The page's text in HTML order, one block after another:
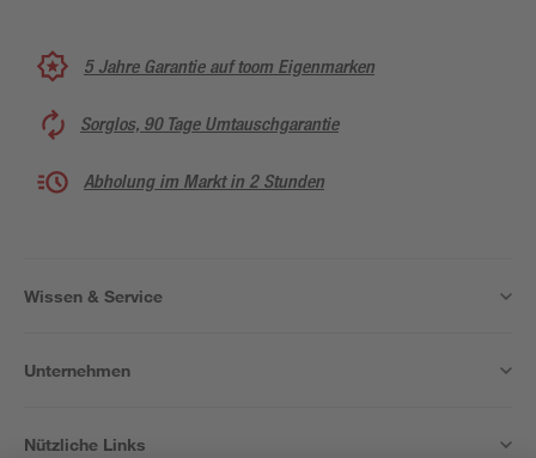
5 Jahre Garantie auf toom Eigenmarken
Sorglos, 90 Tage Umtauschgarantie
Abholung im Markt in 2 Stunden
Wissen & Service
Unternehmen
Nützliche Links